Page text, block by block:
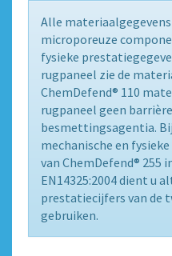
Alle
microporeuze
fysieke
rugpaneel zie de
ChemDefend® 110
rugpaneel geen
besmettingsagentia.
mechanische en
van ChemDefend® 255
EN14325:2004 dient u
prestatiecijfers van de
gebruiken.